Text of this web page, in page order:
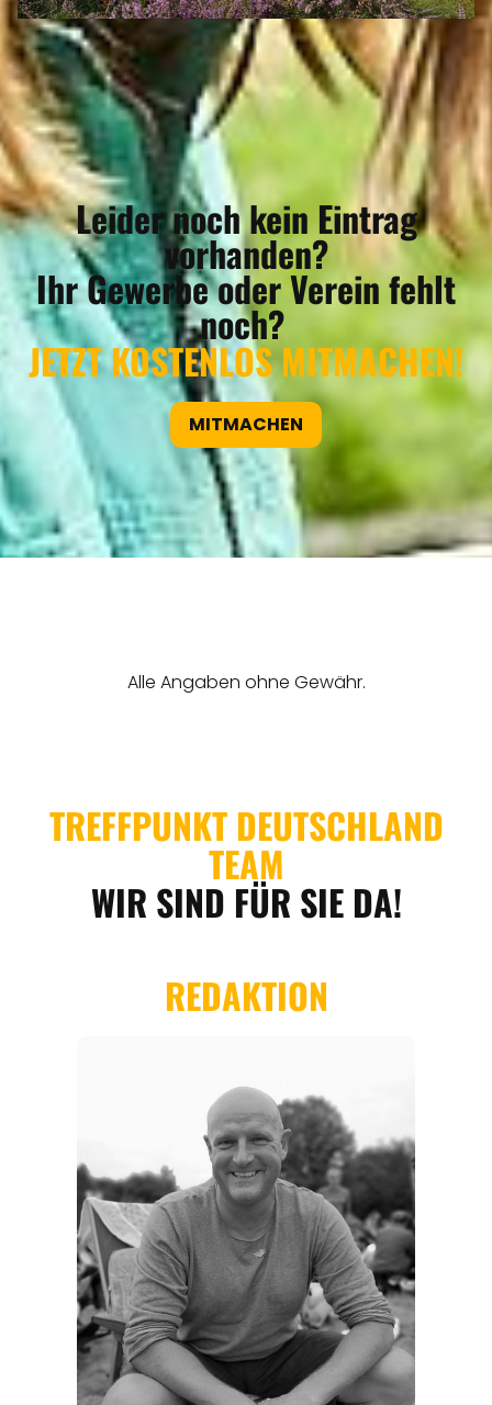
Leider noch kein Eintrag
vorhanden?
Ihr Gewerbe oder Verein fehlt
noch?
JETZT KOSTENLOS MITMACHEN!
MITMACHEN